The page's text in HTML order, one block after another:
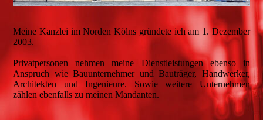
Meine Kanzlei im Norden Kölns gründete ich am 1. Dezember
2003.
Privatpersonen nehmen meine Dienstleistungen ebenso in
Anspruch wie Bauunternehmer und Bauträger, Handwerker,
Architekten und Ingenieure. Sowie weitere Unternehmen
zählen ebenfalls zu meinen Mandanten.